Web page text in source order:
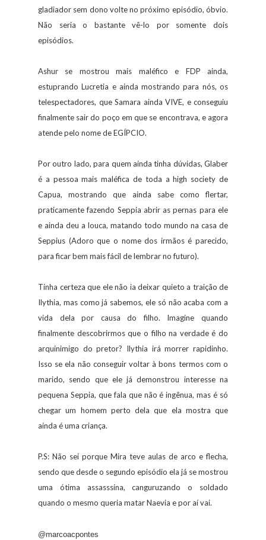
gladiador sem dono volte no próximo episódio, óbvio.
Não seria o bastante vê-lo por somente dois
episódios.
Ashur se mostrou mais maléfico e FDP ainda,
estuprando Lucretia e ainda mostrando para nós, os
telespectadores, que Samara ainda VIVE, e conseguiu
finalmente sair do poço em que se encontrava, e agora
atende pelo nome de EGÍPCIO.
Por outro lado, para quem ainda tinha dúvidas, Glaber
é a pessoa mais maléfica de toda a high society de
Capua, mostrando que ainda sabe como flertar,
praticamente fazendo Seppia abrir as pernas para ele
e ainda deu a louca, matando todo mundo na casa de
Seppius (Adoro que o nome dos irmãos é parecido,
para ficar bem mais fácil de lembrar no futuro).
Tinha certeza que ele não ia deixar quieto a traição de
Ilythia, mas como já sabemos, ele só não acaba com a
vida dela por causa do filho. Imagine quando
finalmente descobrirmos que o filho na verdade é do
arquinimigo do pretor? Ilythia irá morrer rapidinho.
Isso se ela não conseguir voltar à bons termos com o
marido, sendo que ele já demonstrou interesse na
pequena Seppia, que fala que não é ingênua, mas é só
chegar um homem perto dela que ela mostra que
ainda é uma criança.
P.S: Não sei porque Mira teve aulas de arco e flecha,
sendo que desde o segundo episódio ela já se mostrou
uma ótima assasssina, canguruzando o soldado
quando o mesmo queria matar Naevia e por aí vai.
@marcoacpontes